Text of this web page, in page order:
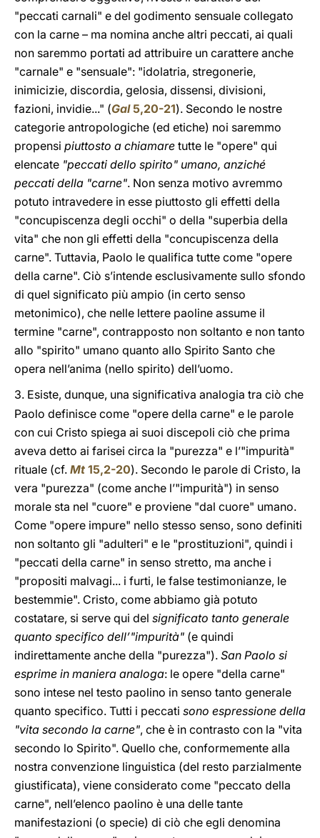
"peccati carnali" e del godimento sensuale collegato
con la carne – ma nomina anche altri peccati, ai quali
non saremmo portati ad attribuire un carattere anche
"carnale" e "sensuale": "idolatria, stregonerie,
inimicizie, discordia, gelosia, dissensi, divisioni,
fazioni, invidie..." (Gal5,20-21). Secondo le nostre
categorie antropologiche (ed etiche) noi saremmo
propensi piuttosto a chiamare tutte le "opere" qui
elencate "peccati dello spirito" umano, anziché
peccati della "carne". Non senza motivo avremmo
potuto intravedere in esse piuttosto gli effetti della
"concupiscenza degli occhi" o della "superbia della
vita" che non gli effetti della "concupiscenza della
carne". Tuttavia, Paolo le qualifica tutte come "opere
della carne". Ciò s’intende esclusivamente sullo sfondo
di quel significato più ampio (in certo senso
metonimico), che nelle lettere paoline assume il
termine "carne", contrapposto non soltanto e non tanto
allo "spirito" umano quanto allo Spirito Santo che
opera nell’anima (nello spirito) dell’uomo.
3. Esiste, dunque, una significativa analogia tra ciò che
Paolo definisce come "opere della carne" e le parole
con cui Cristo spiega ai suoi discepoli ciò che prima
aveva detto ai farisei circa la "purezza" e l’"impurità"
rituale (cf. Mt 15,2-20). Secondo le parole di Cristo, la
vera "purezza" (come anche l’"impurità") in senso
morale sta nel "cuore" e proviene "dal cuore" umano.
Come "opere impure" nello stesso senso, sono definiti
non soltanto gli "adulteri" e le "prostituzioni", quindi i
"peccati della carne" in senso stretto, ma anche i
"propositi malvagi... i furti, le false testimonianze, le
bestemmie". Cristo, come abbiamo già potuto
costatare, si serve qui del significato tanto generale
quanto specifico dell’"impurità" (e quindi
indirettamente anche della "purezza"). San Paolo si
esprime in maniera analoga: le opere "della carne"
sono intese nel testo paolino in senso tanto generale
quanto specifico. Tutti i peccati sono espressione della
"vita secondo la carne", che è in contrasto con la "vita
secondo lo Spirito". Quello che, conformemente alla
nostra convenzione linguistica (del resto parzialmente
giustificata), viene considerato come "peccato della
carne", nell’elenco paolino è una delle tante
manifestazioni (o specie) di ciò che egli denomina